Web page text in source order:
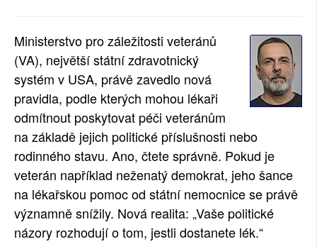
Ministerstvo pro záležitosti veteránů
(VA), největší státní zdravotnický
systém v USA, právě zavedlo nová
pravidla, podle kterých mohou lékaři
odmítnout poskytovat péči veteránům
na základě jejich politické příslušnosti nebo
rodinného stavu. Ano, čtete správně. Pokud je
veterán například neženatý demokrat, jeho šance
na lékařskou pomoc od státní nemocnice se právě
významně snížily. Nová realita: „Vaše politické
názory rozhodují o tom, jestli dostanete lék.“